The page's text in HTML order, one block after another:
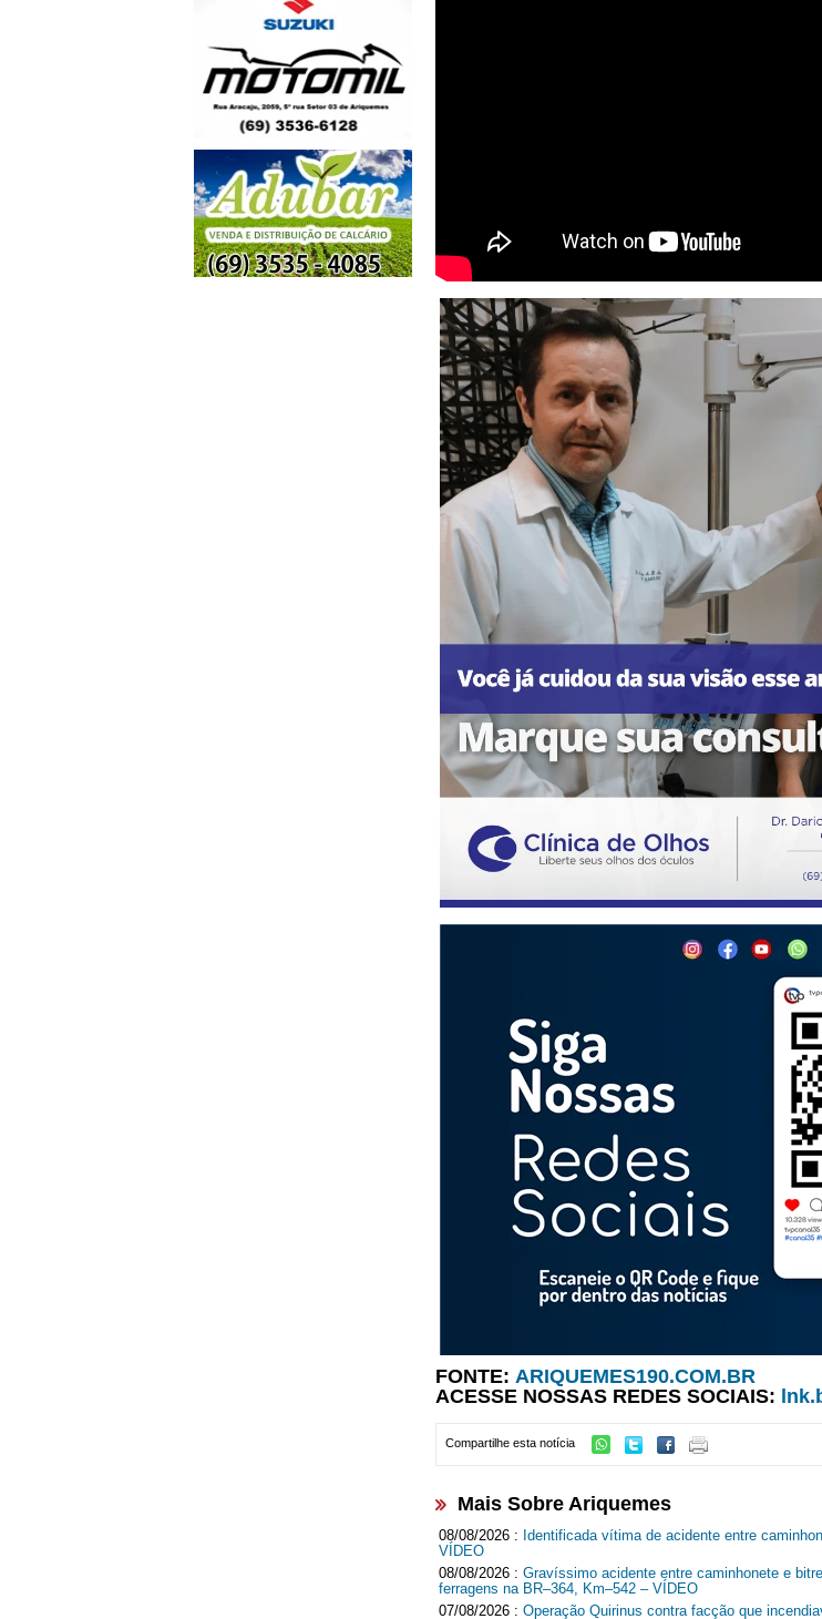
FONTE: ARIQUEMES190.COM.BR
ACESSE NOSSAS REDES SOCIAIS:
Compartilhe esta notícia
Mais Sobre Ariquemes
08/08/2026 : Identificada vítima de acidente entre
VÍDEO
08/08/2026 : Gravíssimo acidente entre caminhonete e
ferragens na BR–364, Km–542 – VÍDEO
07/08/2026 : Operação Quirinus contra facção que